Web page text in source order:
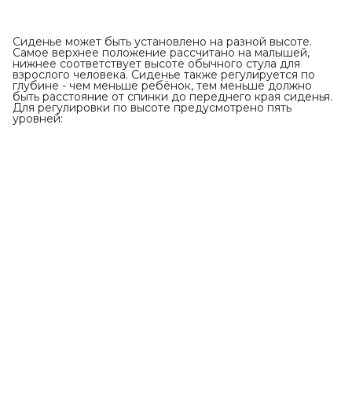
Сиденье может быть установлено на разной высоте.
Самое верхнее положение рассчитано на малышей,
нижнее соответствует высоте обычного стула для
взрослого человека. Сиденье также регулируется по
глубине - чем меньше ребёнок, тем меньше должно
быть расстояние от спинки до переднего края сиденья.
Для регулировки по высоте предусмотрено пять
уровней: